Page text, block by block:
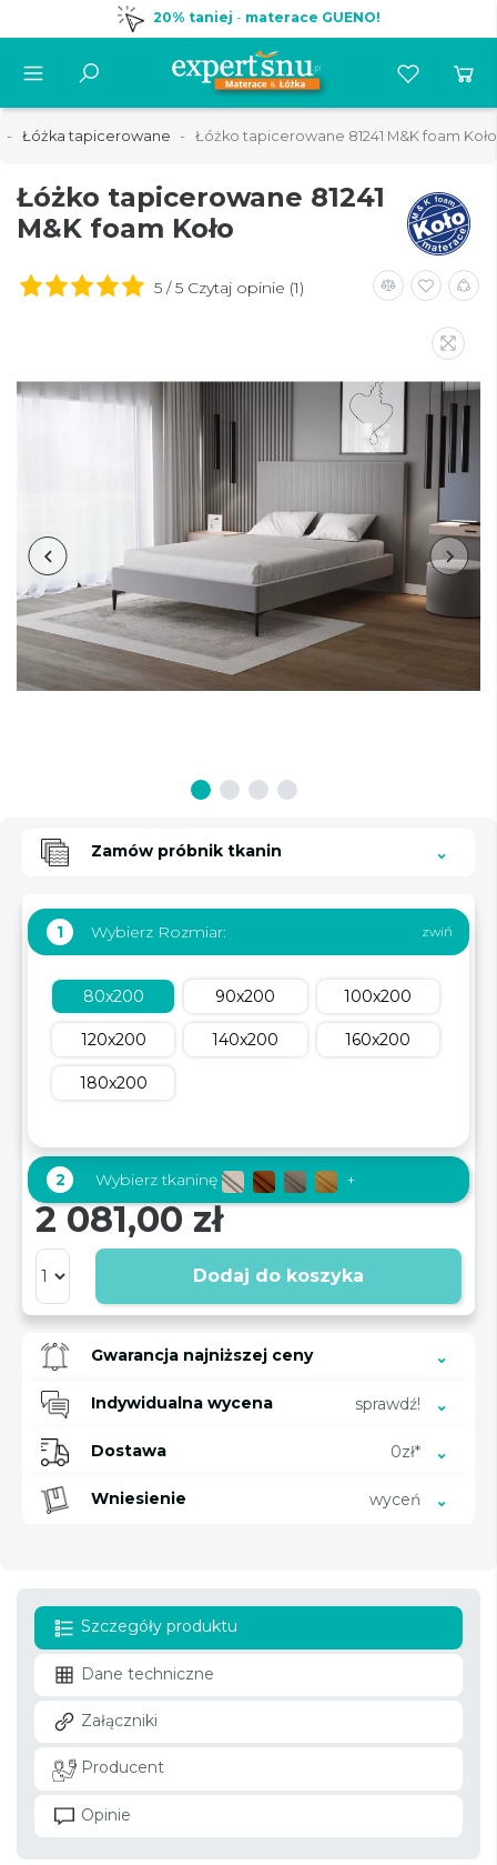
20% taniej - materace GUENO!
Łóżka tapicerowane Łóżko tapicerowane 81241 M&K foam Koło
Łóżko tapicerowane 81241
M&K foam Koło
5 / 5 Czytaj opinie (1)
Zamów próbnik tkanin
1 Wybierz Rozmiar:
80x200 90x200 100x200
120x200 140x200 160x200
180x200
2 Wybierz tkaninę +
2 081,00 zł
Dodaj do koszyka
Gwarancja najniższej ceny
Indywidualna wycena sprawdź!
Dostawa 0zł*
Wniesienie wyceń
Szczegóły produktu
Dane techniczne
Załączniki
Producent
Opinie